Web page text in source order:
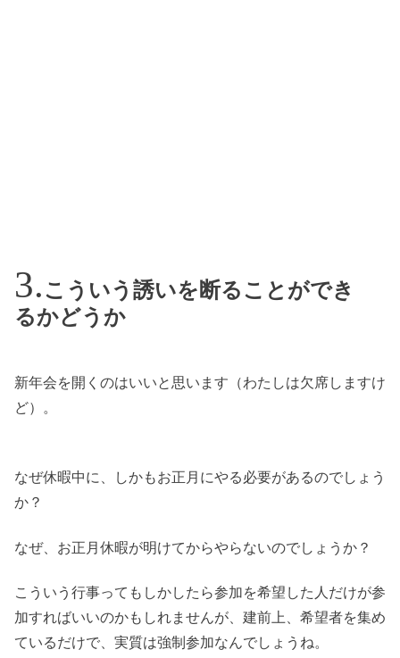
こういう誘いを断ることができ
るかどうか
新年会を開くのはいいと思います（わたしは欠席しますけ
ど）。
なぜ休暇中に、しかもお正月にやる必要があるのでしょう
か？
なぜ、お正月休暇が明けてからやらないのでしょうか？
こういう行事ってもしかしたら参加を希望した人だけが参
加すればいいのかもしれませんが、建前上、希望者を集め
ているだけで、実質は強制参加なんでしょうね。